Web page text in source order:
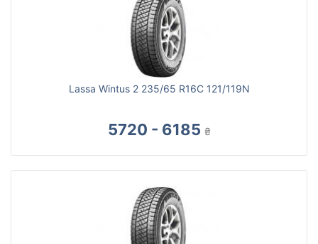
Lassa Wintus 2 235/65 R16C 121/119N
5720 - 6185 ₴